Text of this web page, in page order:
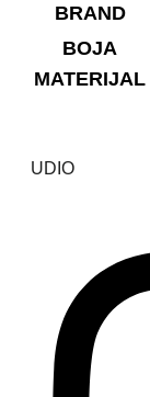
BRAND
BOJA
MATERIJAL
UDIO